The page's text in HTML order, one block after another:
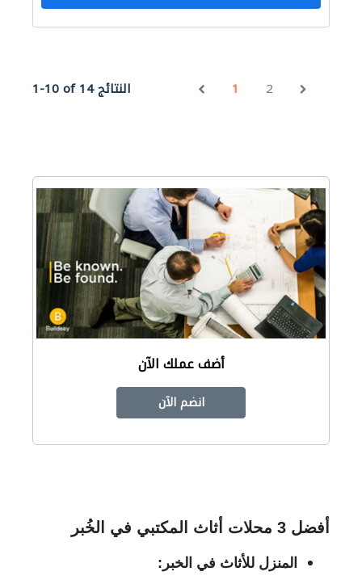
1-10 of 14 النتائج 1 2
أضف عملك الآن
انضم الآن
أفضل 3 محلات أثاث المكتبي في الخُبر
المنزل للأثاث في الخبر: